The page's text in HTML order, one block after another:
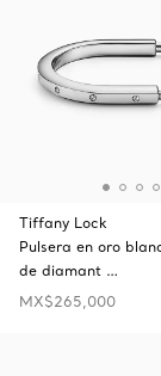
Tiffany Lock
Pulsera en oro
de diamant …
MX$265,000